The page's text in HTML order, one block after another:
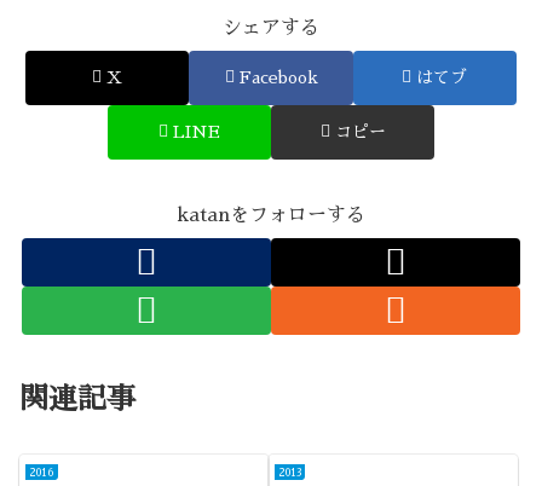
シェアする
X Facebook はてブ
LINE コピー
katanをフォローする
関連記事
2016 2013